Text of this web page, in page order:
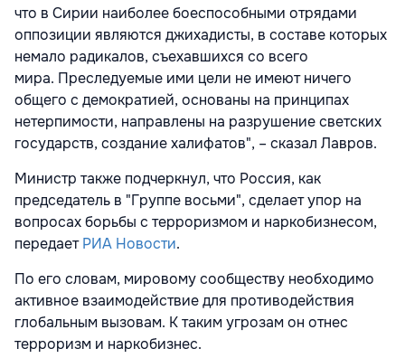
что в Сирии наиболее боеспособными отрядами
оппозиции являются джихадисты, в составе которых
немало радикалов, съехавшихся со всего
мира. Преследуемые ими цели не имеют ничего
общего с демократией, основаны на принципах
нетерпимости, направлены на разрушение светских
государств, создание халифатов", – сказал Лавров.
Министр также подчеркнул, что Россия, как
председатель в "Группе восьми", сделает упор на
вопросах борьбы с терроризмом и наркобизнесом,
передаетРИА Новости.
По его словам, мировому сообществу необходимо
активное взаимодействие для противодействия
глобальным вызовам. К таким угрозам он отнес
терроризм и наркобизнес.